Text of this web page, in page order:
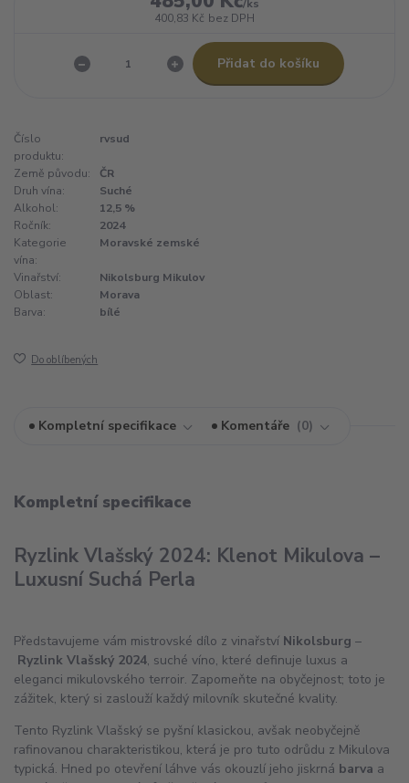
/ks
400,83 Kč bez DPH
Přidat do košíku
Číslo
produktu:
rvsud
Země původu:
ČR
Druh vína:
Suché
Alkohol:
12,5 %
Ročník:
2024
Kategorie
vína:
Moravské zemské
Vinařství:
Nikolsburg Mikulov
Oblast:
Morava
Barva:
bílé
Do oblíbených
Kompletní specifikace Komentáře 0
Kompletní specifikace
Ryzlink Vlašský 2024: Klenot Mikulova –
Luxusní Suchá Perla
Představujeme vám mistrovské dílo z vinařství Nikolsburg –
Ryzlink Vlašský 2024, suché víno, které definuje luxus a
eleganci mikulovského terroir. Zapomeňte na obyčejnost; toto je
zážitek, který si zaslouží každý milovník skutečné kvality.
Tento Ryzlink Vlašský se pyšní klasickou, avšak neobyčejně
rafinovanou charakteristikou, která je pro tuto odrůdu z Mikulova
typická. Hned po otevření láhve vás okouzlí jeho jiskrná barva a